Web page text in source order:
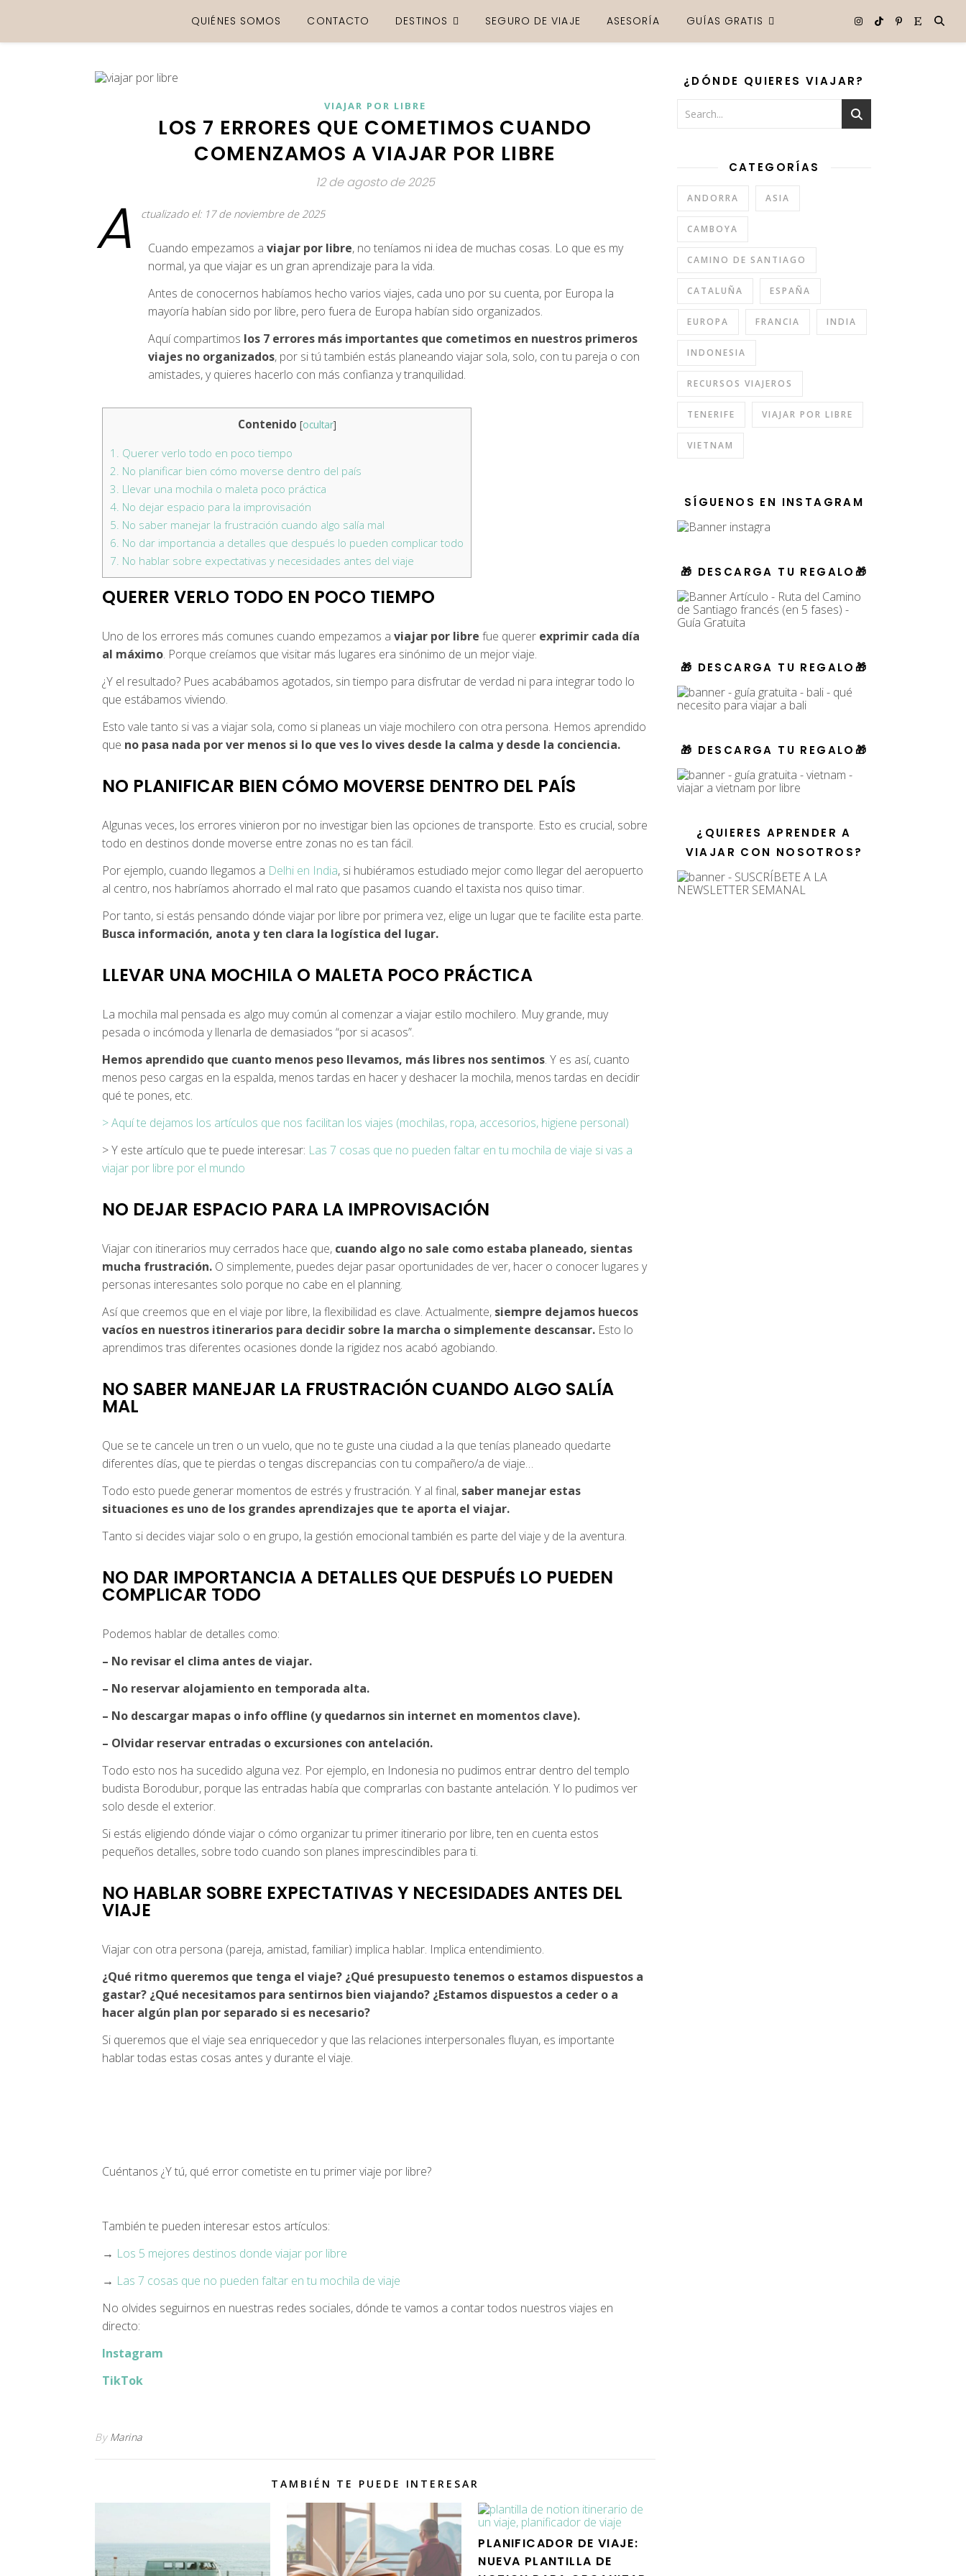
QUIÉNES SOMOS CONTACTO DESTINOS SEGURO DE VIAJE ASESORÍA GUÍAS GRATIS
VIAJAR POR LIBRE
LOS 7 ERRORES QUE COMETIMOS CUANDO
COMENZAMOS A VIAJAR POR LIBRE
12 de agosto de 2025
A ctualizado el: 17 de noviembre de 2025
Cuando empezamos a viajar por libre, no teníamos ni idea de muchas cosas. Lo que es my
normal, ya que viajar es un gran aprendizaje para la vida.
Antes de conocernos habíamos hecho varios viajes, cada uno por su cuenta, por Europa la
mayoría habían sido por libre, pero fuera de Europa habían sido organizados.
Aquí compartimos los 7 errores más importantes que cometimos en nuestros primeros
viajes no organizados, por si tú también estás planeando viajar sola, solo, con tu pareja o con
amistades, y quieres hacerlo con más confianza y tranquilidad.
Contenido [ocultar]
1. Querer verlo todo en poco tiempo
2. No planificar bien cómo moverse dentro del país
3. Llevar una mochila o maleta poco práctica
4. No dejar espacio para la improvisación
5. No saber manejar la frustración cuando algo salía mal
6. No dar importancia a detalles que después lo pueden complicar todo
7. No hablar sobre expectativas y necesidades antes del viaje
QUERER VERLO TODO EN POCO TIEMPO
Uno de los errores más comunes cuando empezamos a viajar por libre fue querer exprimir cada día
al máximo. Porque creíamos que visitar más lugares era sinónimo de un mejor viaje.
¿Y el resultado? Pues acabábamos agotados, sin tiempo para disfrutar de verdad ni para integrar todo lo
que estábamos viviendo.
Esto vale tanto si vas a viajar sola, como si planeas un viaje mochilero con otra persona. Hemos aprendido
que no pasa nada por ver menos si lo que ves lo vives desde la calma y desde la conciencia.
NO PLANIFICAR BIEN CÓMO MOVERSE DENTRO DEL PAÍS
Algunas veces, los errores vinieron por no investigar bien las opciones de transporte. Esto es crucial, sobre
todo en destinos donde moverse entre zonas no es tan fácil.
Por ejemplo, cuando llegamos a Delhi en India, si hubiéramos estudiado mejor como llegar del aeropuerto
al centro, nos habríamos ahorrado el mal rato que pasamos cuando el taxista nos quiso timar.
Por tanto, si estás pensando dónde viajar por libre por primera vez, elige un lugar que te facilite esta parte.
Busca información, anota y ten clara la logística del lugar.
LLEVAR UNA MOCHILA O MALETA POCO PRÁCTICA
La mochila mal pensada es algo muy común al comenzar a viajar estilo mochilero. Muy grande, muy
pesada o incómoda y llenarla de demasiados “por si acasos”.
Hemos aprendido que cuanto menos peso llevamos, más libres nos sentimos. Y es así, cuanto
menos peso cargas en la espalda, menos tardas en hacer y deshacer la mochila, menos tardas en decidir
qué te pones, etc.
> Aquí te dejamos los artículos que nos facilitan los viajes (mochilas, ropa, accesorios, higiene personal)
> Y este artículo que te puede interesar: Las 7 cosas que no pueden faltar en tu mochila de viaje si vas a
viajar por libre por el mundo
NO DEJAR ESPACIO PARA LA IMPROVISACIÓN
Viajar con itinerarios muy cerrados hace que, cuando algo no sale como estaba planeado, sientas
mucha frustración. O simplemente, puedes dejar pasar oportunidades de ver, hacer o conocer lugares y
personas interesantes solo porque no cabe en el planning.
Así que creemos que en el viaje por libre, la flexibilidad es clave. Actualmente, siempre dejamos huecos
vacíos en nuestros itinerarios para decidir sobre la marcha o simplemente descansar. Esto lo
aprendimos tras diferentes ocasiones donde la rigidez nos acabó agobiando.
NO SABER MANEJAR LA FRUSTRACIÓN CUANDO ALGO SALÍA
MAL
Que se te cancele un tren o un vuelo, que no te guste una ciudad a la que tenías planeado quedarte
diferentes días, que te pierdas o tengas discrepancias con tu compañero/a de viaje…
Todo esto puede generar momentos de estrés y frustración. Y al final, saber manejar estas
situaciones es uno de los grandes aprendizajes que te aporta el viajar.
Tanto si decides viajar solo o en grupo, la gestión emocional también es parte del viaje y de la aventura.
NO DAR IMPORTANCIA A DETALLES QUE DESPUÉS LO PUEDEN
COMPLICAR TODO
Podemos hablar de detalles como:
– No revisar el clima antes de viajar.
– No reservar alojamiento en temporada alta.
– No descargar mapas o info offline (y quedarnos sin internet en momentos clave).
– Olvidar reservar entradas o excursiones con antelación.
Todo esto nos ha sucedido alguna vez. Por ejemplo, en Indonesia no pudimos entrar dentro del templo
budista Borodubur, porque las entradas había que comprarlas con bastante antelación. Y lo pudimos ver
solo desde el exterior.
Si estás eligiendo dónde viajar o cómo organizar tu primer itinerario por libre, ten en cuenta estos
pequeños detalles, sobre todo cuando son planes imprescindibles para ti.
NO HABLAR SOBRE EXPECTATIVAS Y NECESIDADES ANTES DEL
VIAJE
Viajar con otra persona (pareja, amistad, familiar) implica hablar. Implica entendimiento.
¿Qué ritmo queremos que tenga el viaje? ¿Qué presupuesto tenemos o estamos dispuestos a
gastar? ¿Qué necesitamos para sentirnos bien viajando? ¿Estamos dispuestos a ceder o a
hacer algún plan por separado si es necesario?
Si queremos que el viaje sea enriquecedor y que las relaciones interpersonales fluyan, es importante
hablar todas estas cosas antes y durante el viaje.
Cuéntanos ¿Y tú, qué error cometiste en tu primer viaje por libre?
También te pueden interesar estos artículos:
→ Los 5 mejores destinos donde viajar por libre
→ Las 7 cosas que no pueden faltar en tu mochila de viaje
No olvides seguirnos en nuestras redes sociales, dónde te vamos a contar todos nuestros viajes en
directo:
Instagram
TikTok
By Marina
TAMBIÉN TE PUEDE INTERESAR
PLANIFICADOR DE VIAJE:
NUEVA PLANTILLA DE
¿DÓNDE QUIERES VIAJAR?
CATEGORÍAS
ANDORRA ASIA
CAMBOYA
CAMINO DE SANTIAGO
CATALUÑA ESPAÑA
EUROPA FRANCIA INDIA
INDONESIA
RECURSOS VIAJEROS
TENERIFE VIAJAR POR LIBRE
VIETNAM
SÍGUENOS EN INSTAGRAM
🎁 DESCARGA TU REGALO🎁
🎁 DESCARGA TU REGALO🎁
🎁 DESCARGA TU REGALO🎁
¿QUIERES APRENDER A
VIAJAR CON NOSOTROS?